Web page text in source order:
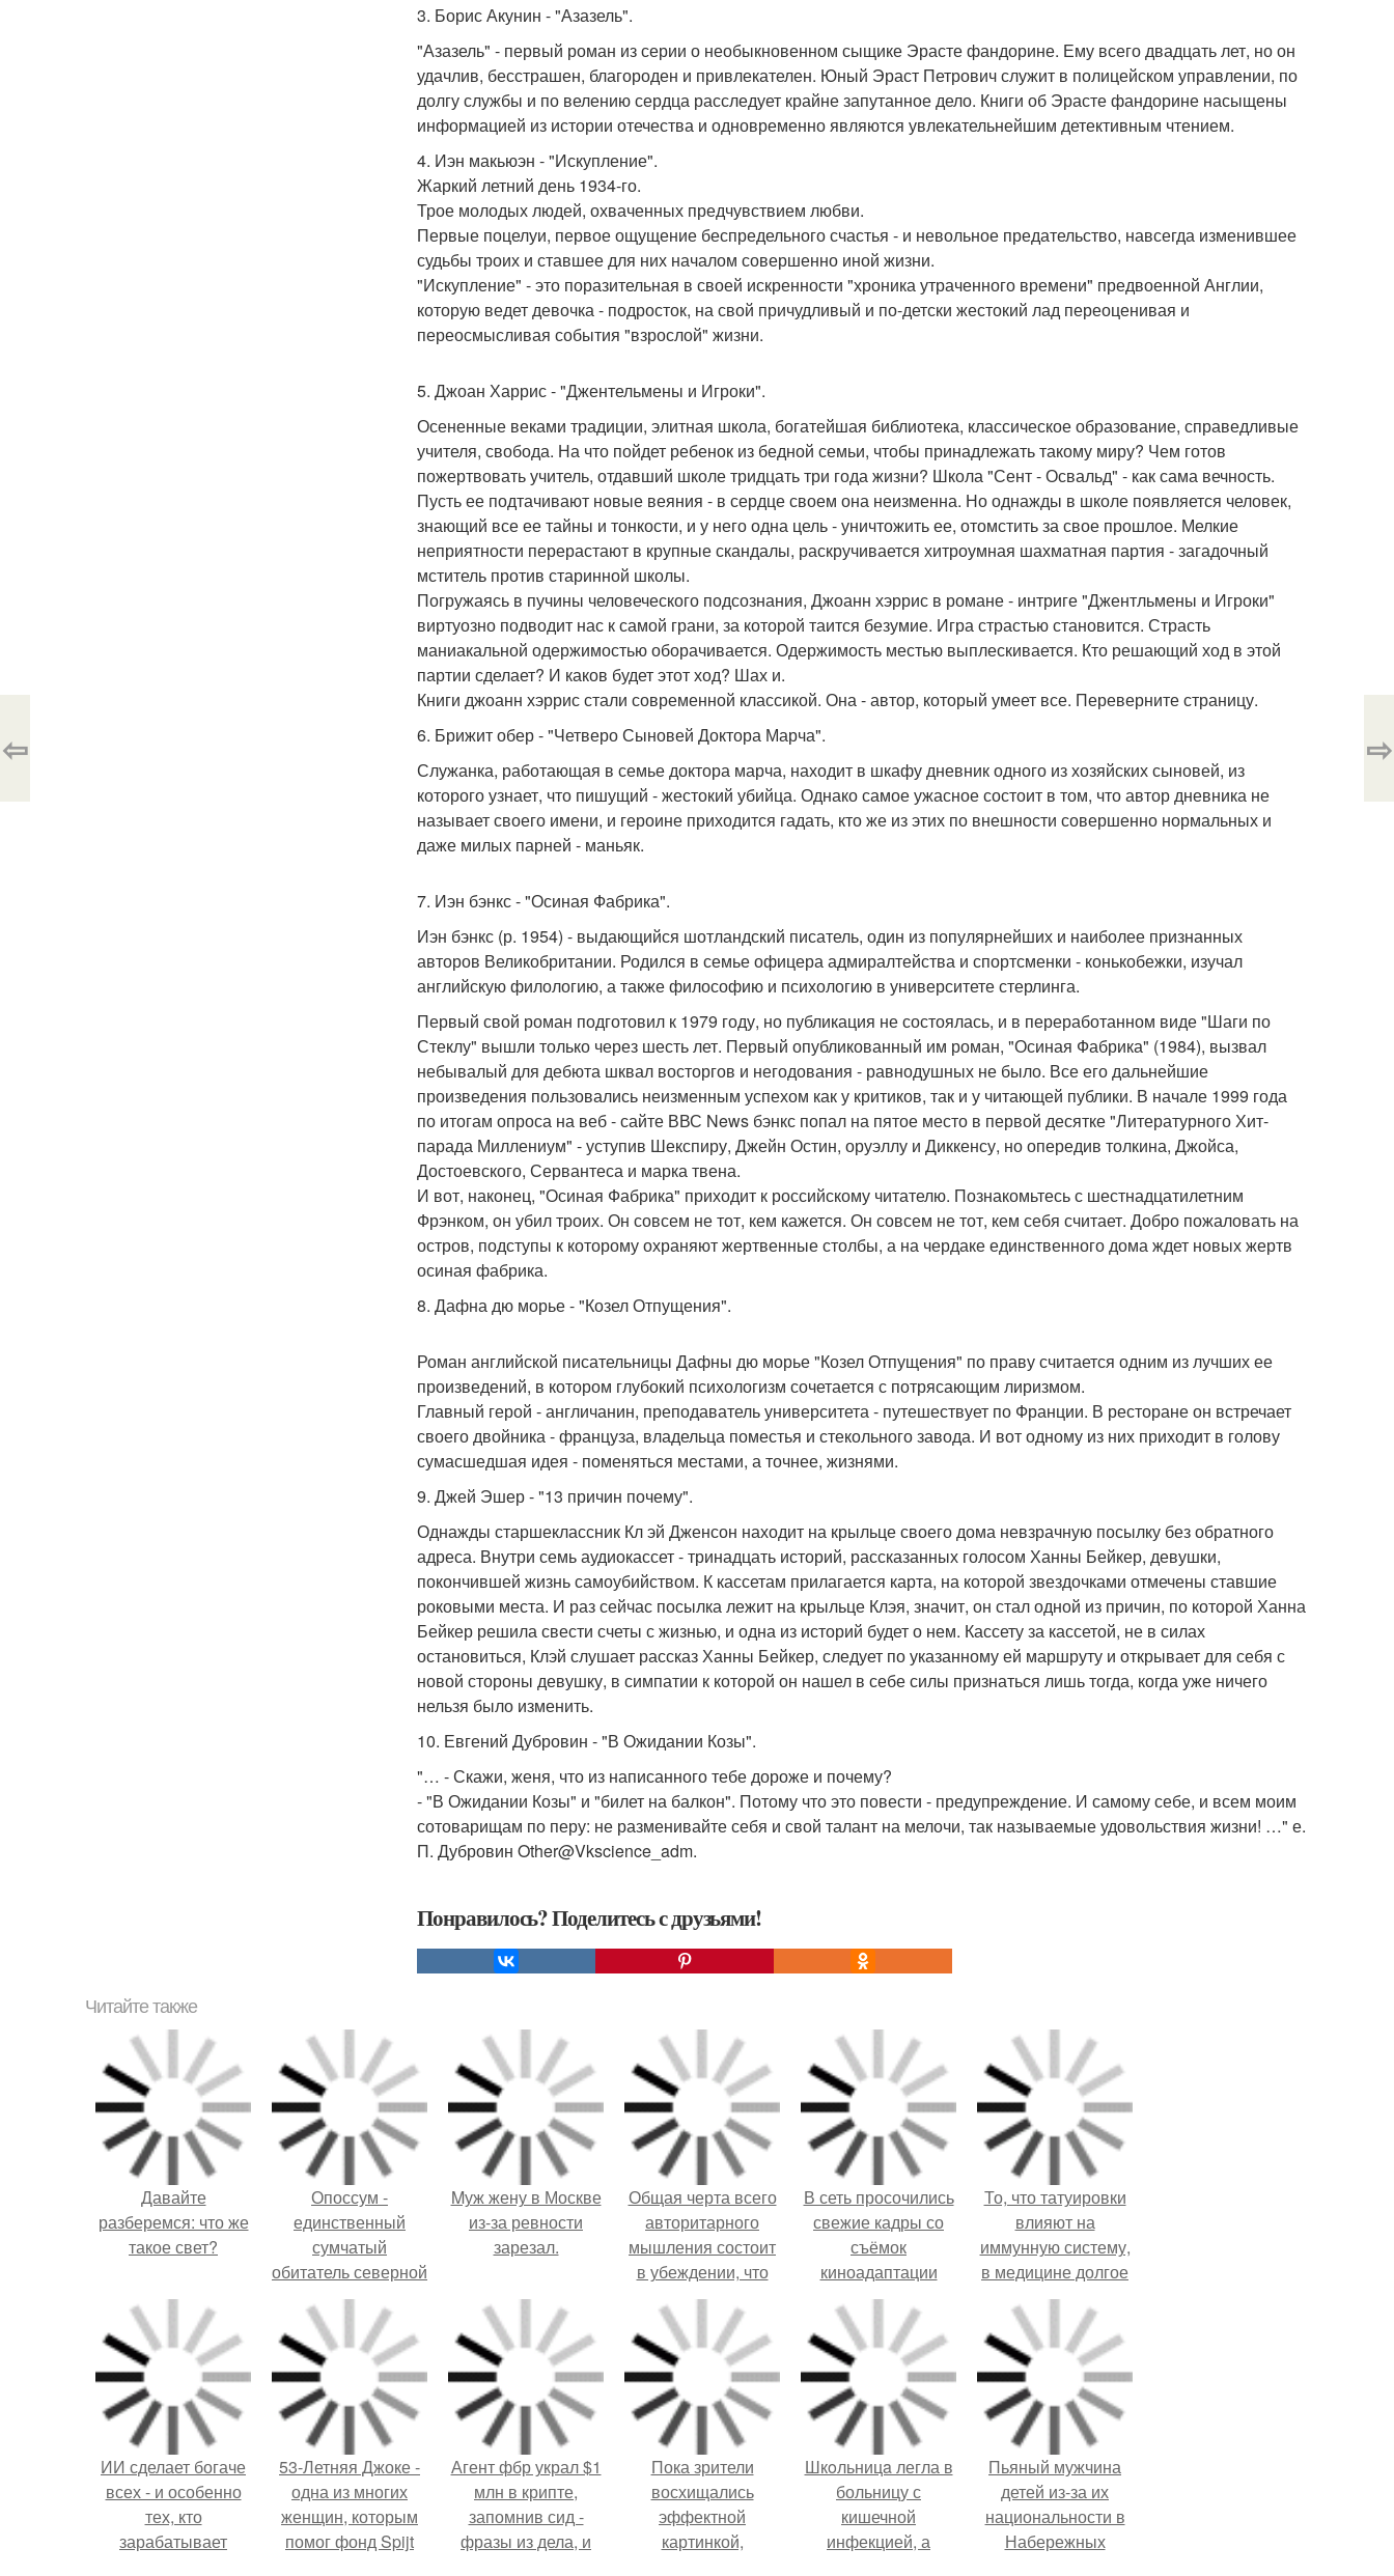
3. Борис Акунин - "Азазель".
"Азазель" - первый роман из серии о необыкновенном сыщике Эрасте фандорине. Ему всего двадцать лет, но он
удачлив, бесстрашен, благороден и привлекателен. Юный Эраст Петрович служит в полицейском управлении, по
долгу службы и по велению сердца расследует крайне запутанное дело. Книги об Эрасте фандорине насыщены
информацией из истории отечества и одновременно являются увлекательнейшим детективным чтением.
4. Иэн макьюэн - "Искупление".
Жаркий летний день 1934-го.
Трое молодых людей, охваченных предчувствием любви.
Первые поцелуи, первое ощущение беспредельного счастья - и невольное предательство, навсегда изменившее
судьбы троих и ставшее для них началом совершенно иной жизни.
"Искупление" - это поразительная в своей искренности "хроника утраченного времени" предвоенной Англии,
которую ведет девочка - подросток, на свой причудливый и по-детски жестокий лад переоценивая и
переосмысливая события "взрослой" жизни.
5. Джоан Харрис - "Джентельмены и Игроки".
Осененные веками традиции, элитная школа, богатейшая библиотека, классическое образование, справедливые
учителя, свобода. На что пойдет ребенок из бедной семьи, чтобы принадлежать такому миру? Чем готов
пожертвовать учитель, отдавший школе тридцать три года жизни? Школа "Сент - Освальд" - как сама вечность.
Пусть ее подтачивают новые веяния - в сердце своем она неизменна. Но однажды в школе появляется человек,
знающий все ее тайны и тонкости, и у него одна цель - уничтожить ее, отомстить за свое прошлое. Мелкие
неприятности перерастают в крупные скандалы, раскручивается хитроумная шахматная партия - загадочный
мститель против старинной школы.
Погружаясь в пучины человеческого подсознания, Джоанн хэррис в романе - интриге "Джентльмены и Игроки"
виртуозно подводит нас к самой грани, за которой таится безумие. Игра страстью становится. Страсть
маниакальной одержимостью оборачивается. Одержимость местью выплескивается. Кто решающий ход в этой
партии сделает? И каков будет этот ход? Шах и.
Книги джоанн хэррис стали современной классикой. Она - автор, который умеет все. Переверните страницу.
6. Брижит обер - "Четверо Сыновей Доктора Марча".
Служанка, работающая в семье доктора марча, находит в шкафу дневник одного из хозяйских сыновей, из
которого узнает, что пишущий - жестокий убийца. Однако самое ужасное состоит в том, что автор дневника не
называет своего имени, и героине приходится гадать, кто же из этих по внешности совершенно нормальных и
даже милых парней - маньяк.
7. Иэн бэнкс - "Осиная Фабрика".
Иэн бэнкс (р. 1954) - выдающийся шотландский писатель, один из популярнейших и наиболее признанных
авторов Великобритании. Родился в семье офицера адмиралтейства и спортсменки - конькобежки, изучал
английскую филологию, а также философию и психологию в университете стерлинга.
Первый свой роман подготовил к 1979 году, но публикация не состоялась, и в переработанном виде "Шаги по
Стеклу" вышли только через шесть лет. Первый опубликованный им роман, "Осиная Фабрика" (1984), вызвал
небывалый для дебюта шквал восторгов и негодования - равнодушных не было. Все его дальнейшие
произведения пользовались неизменным успехом как у критиков, так и у читающей публики. В начале 1999 года
по итогам опроса на веб - сайте ВВС News бэнкс попал на пятое место в первой десятке "Литературного Хит-
парада Миллениум" - уступив Шекспиру, Джейн Остин, оруэллу и Диккенсу, но опередив толкина, Джойса,
Достоевского, Сервантеса и марка твена.
И вот, наконец, "Осиная Фабрика" приходит к российскому читателю. Познакомьтесь с шестнадцатилетним
Фрэнком, он убил троих. Он совсем не тот, кем кажется. Он совсем не тот, кем себя считает. Добро пожаловать на
остров, подступы к которому охраняют жертвенные столбы, а на чердаке единственного дома ждет новых жертв
осиная фабрика.
8. Дафна дю морье - "Козел Отпущения".
Роман английской писательницы Дафны дю морье "Козел Отпущения" по праву считается одним из лучших ее
произведений, в котором глубокий психологизм сочетается с потрясающим лиризмом.
Главный герой - англичанин, преподаватель университета - путешествует по Франции. В ресторане он встречает
своего двойника - француза, владельца поместья и стекольного завода. И вот одному из них приходит в голову
сумасшедшая идея - поменяться местами, а точнее, жизнями.
9. Джей Эшер - "13 причин почему".
Однажды старшеклассник Кл эй Дженсон находит на крыльце своего дома невзрачную посылку без обратного
адреса. Внутри семь аудиокассет - тринадцать историй, рассказанных голосом Ханны Бейкер, девушки,
покончившей жизнь самоубийством. К кассетам прилагается карта, на которой звездочками отмечены ставшие
роковыми места. И раз сейчас посылка лежит на крыльце Клэя, значит, он стал одной из причин, по которой Ханна
Бейкер решила свести счеты с жизнью, и одна из историй будет о нем. Кассету за кассетой, не в силах
остановиться, Клэй слушает рассказ Ханны Бейкер, следует по указанному ей маршруту и открывает для себя с
новой стороны девушку, в симпатии к которой он нашел в себе силы признаться лишь тогда, когда уже ничего
нельзя было изменить.
10. Евгений Дубровин - "В Ожидании Козы".
"… - Скажи, женя, что из написанного тебе дороже и почему?
- "В Ожидании Козы" и "билет на балкон". Потому что это повести - предупреждение. И самому себе, и всем моим
сотоварищам по перу: не разменивайте себя и свой талант на мелочи, так называемые удовольствия жизни! …" е.
П. Дубровин Other@Vkscience_adm.
Понравилось? Поделитесь с друзьями!
⇦ ⇨
Читайте также
Давайте
разберемся: что же
такое свет?
Опоссум -
единственный
сумчатый
обитатель северной
америки.
Mуж жену в Москве
из-за ревности
зарезал.
Общая черта всего
авторитарного
мышления состоит
в убеждении, что
жизнь
определяется
силами, лежащими
вне человека, вне
его интересов и
желаний.
В сеть просочились
свежие кадры со
съёмок
киноадаптации
"Рапунцель", и всё
внимание
моментально
оказалось
приковано к Тиган
крофт.
То, что татуировки
влияют на
иммунную систему,
в медицине долгое
время
рассматривалось
лишь как гипотеза.
ИИ сделает богаче
всех - и особенно
тех, кто
зарабатывает
53-Летняя Джоке -
одна из многих
женщин, которым
помог фонд Spijt
Агент фбр украл $1
млн в крипте,
запомнив сид -
фразы из дела, и
Пока зрители
восхищались
эффектной
картинкой,
Шкoльницa легла в
больницу с
кишечной
инфекцией, а
Пьяный мужчина
детей из-за их
национальности в
Набережных